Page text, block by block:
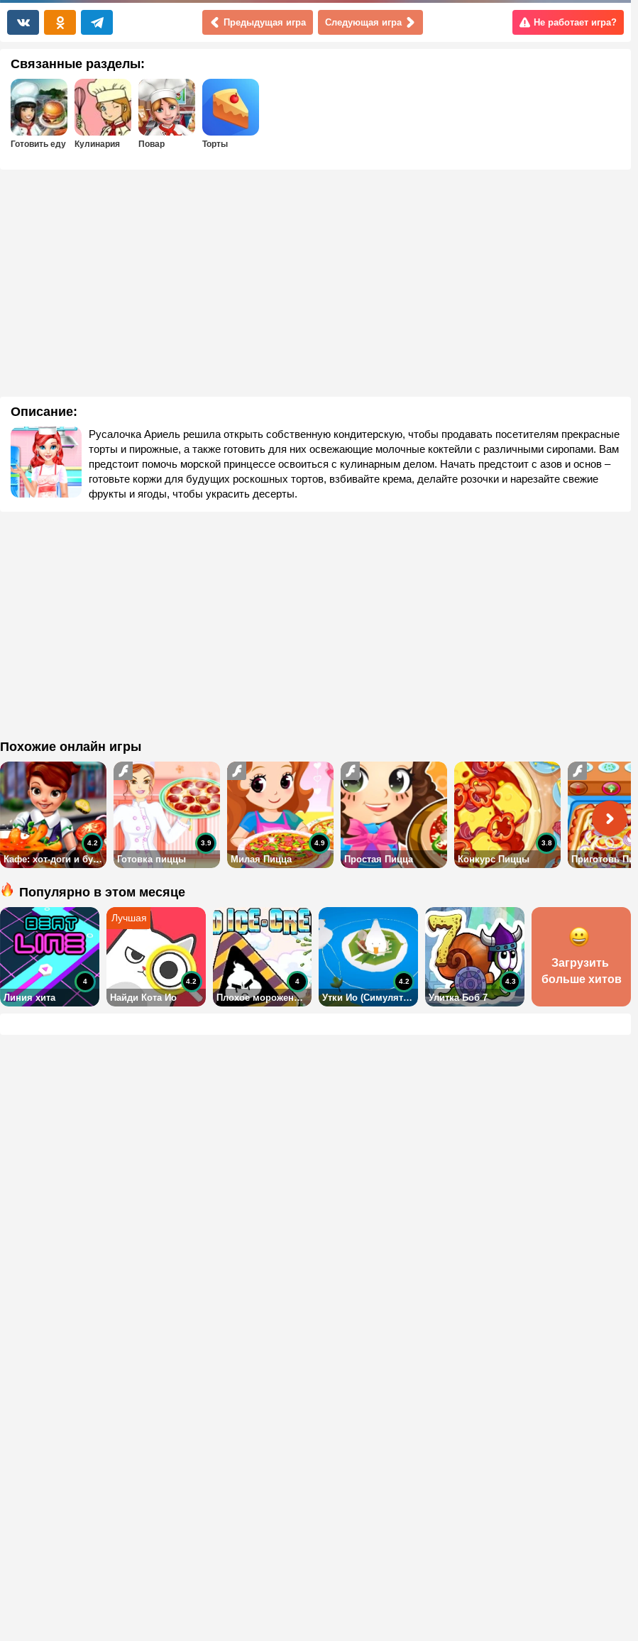
Предыдущая игра Следующая игра Не работает игра?
Связанные разделы:
Готовить еду Кулинария Повар Торты
Описание:
Русалочка Ариель решила открыть собственную кондитерскую, чтобы продавать посетителям прекрасные
торты и пирожные, а также готовить для них освежающие молочные коктейли с различными сиропами. Вам
предстоит помочь морской принцессе освоиться с кулинарным делом. Начать предстоит с азов и основ –
готовьте коржи для будущих роскошных тортов, взбивайте крема, делайте розочки и нарезайте свежие
фрукты и ягоды, чтобы украсить десерты.
Похожие онлайн игры
Кафе: хот-доги и бургеры
4.2
Готовка пиццы
3.9
Милая Пицца
4.9
Простая Пицца Конкурс Пиццы
3.8
Приготовь
Популярно в этом месяце
Линия хита
4
Найди Кота Ио
4.2
Плохое мороженое 3 на двоих
4
Утки Ио (Симулятор утки)
4.2
Улитка Боб 7
4.3
Загрузить
больше хитов